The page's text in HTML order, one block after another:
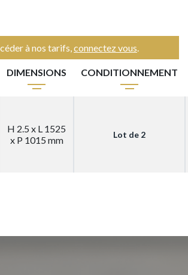
à nos tarifs,connectez vous.
DIMENSIONS CONDITIONNEMENT
H 2.5 x L 1525
x P 1015 mm
Lot de 2